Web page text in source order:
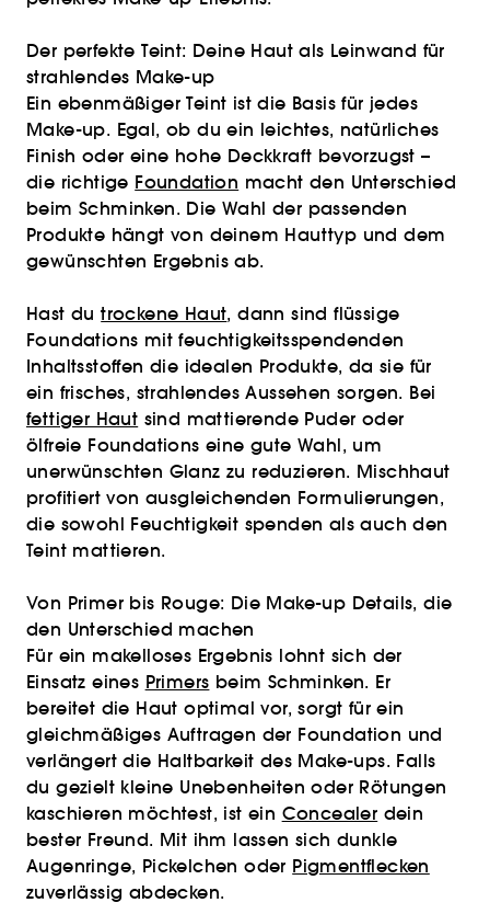
Der perfekte Teint: Deine Haut als Leinwand für
strahlendes Make-up
Ein ebenmäßiger Teint ist die Basis für jedes
Make-up. Egal, ob du ein leichtes, natürliches
Finish oder eine hohe Deckkraft bevorzugst –
die richtige Foundation macht den Unterschied
beim Schminken. Die Wahl der passenden
Produkte hängt von deinem Hauttyp und dem
gewünschten Ergebnis ab.
Hast dutrockene Haut, dann sind flüssige
Foundations mit feuchtigkeitsspendenden
Inhaltsstoffen die idealen Produkte, da sie für
ein frisches, strahlendes Aussehen sorgen. Bei
fettiger Haut sind mattierende Puder oder
ölfreie Foundations eine gute Wahl, um
unerwünschten Glanz zu reduzieren. Mischhaut
profitiert von ausgleichenden Formulierungen,
die sowohl Feuchtigkeit spenden als auch den
Teint mattieren.
Von Primer bis Rouge: Die Make-up Details, die
den Unterschied machen
Für ein makelloses Ergebnis lohnt sich der
Einsatz eines Primers beim Schminken. Er
bereitet die Haut optimal vor, sorgt für ein
gleichmäßiges Auftragen der Foundation und
verlängert die Haltbarkeit des Make-ups. Falls
du gezielt kleine Unebenheiten oder Rötungen
kaschieren möchtest, ist ein Concealer dein
bester Freund. Mit ihm lassen sich dunkle
Augenringe, Pickelchen oder Pigmentflecken
zuverlässig abdecken.